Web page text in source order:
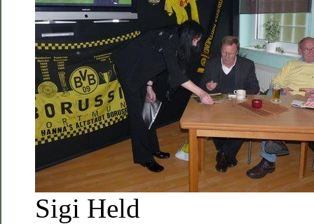
Sigi Held